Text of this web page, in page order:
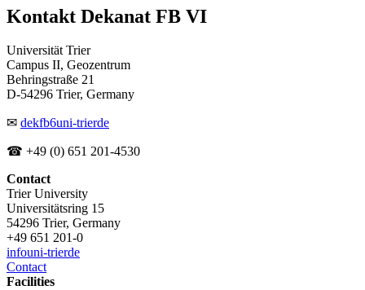
Kontakt Dekanat FB VI
Universität Trier
Campus II, Geozentrum
Behringstraße 21
D-54296 Trier, Germany
✉ dekfb6uni-trierde
☎ +49 (0) 651 201-4530
Contact
Trier University
Universitätsring 15
54296 Trier, Germany
+49 651 201-0
infouni-trierde
Contact
Facilities